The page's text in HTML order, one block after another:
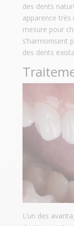
des dents
apparence très
mesure pour
s’harmonisent
des dents
L’un des